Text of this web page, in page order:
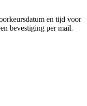
en tijd voor
bevestiging per mail.